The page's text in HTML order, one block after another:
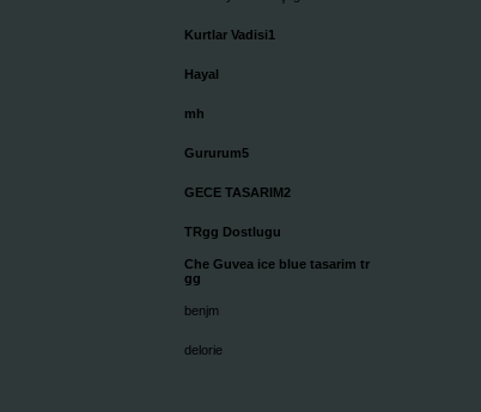
Kurtlar Vadisi1
Hayal
mh
Gururum5
GECE TASARIM2
TRgg Dostlugu
Che Guvea ice blue tasarim tr
gg
benjm
delorie